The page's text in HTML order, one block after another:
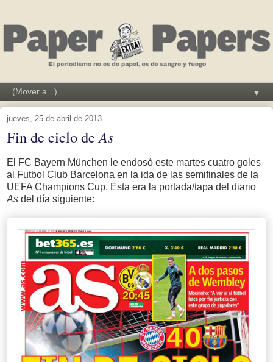
▼
jueves, 25 de abril de 2013
Fin de ciclo deAs
El FC Bayern München le endosó este martes cuatro goles
al Futbol Club Barcelona en la ida de las semifinales de la
UEFA Champions Cup. Esta era la portada/tapa del diario
As del día siguiente: